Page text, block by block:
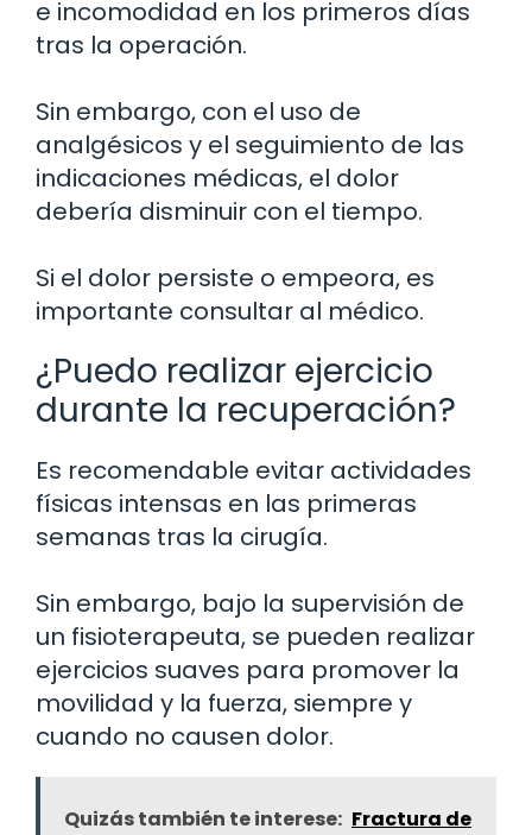
e incomodidad en los primeros días
tras la operación.
Sin embargo, con el uso de
analgésicos y el seguimiento de las
indicaciones médicas, el dolor
debería disminuir con el tiempo.
Si el dolor persiste o empeora, es
importante consultar al médico.
¿Puedo realizar ejercicio
durante la recuperación?
Es recomendable evitar actividades
físicas intensas en las primeras
semanas tras la cirugía.
Sin embargo, bajo la supervisión de
un fisioterapeuta, se pueden realizar
ejercicios suaves para promover la
movilidad y la fuerza, siempre y
cuando no causen dolor.
Quizás también te interese: Fractura de